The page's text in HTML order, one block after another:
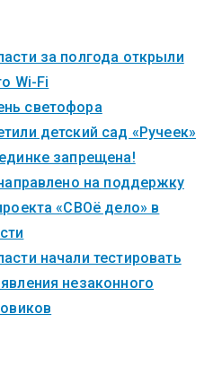
за полгода открыли
Wi-Fi
светофора
детский сад «Ручеек»
запрещена!
на поддержку
«СВОё дело» в
начали тестировать
незаконного